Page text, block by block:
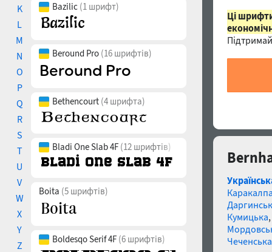
K
L
M
N
O
P
Q
R
S
T
U
V
W
X
Y
Z
Bazilic (1 шрифт)
Beround Pro (16 шрифтів)
Bethencourt (4 шрифта)
Bladi One Slab 4F (12 шрифтів)
Boita (5 шрифтів)
Boldesqo Serif 4F (6 шрифтів)
Ці
Кумицька,
Чеченська